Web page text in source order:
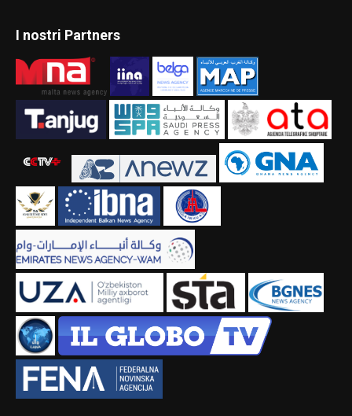
I nostri Partners